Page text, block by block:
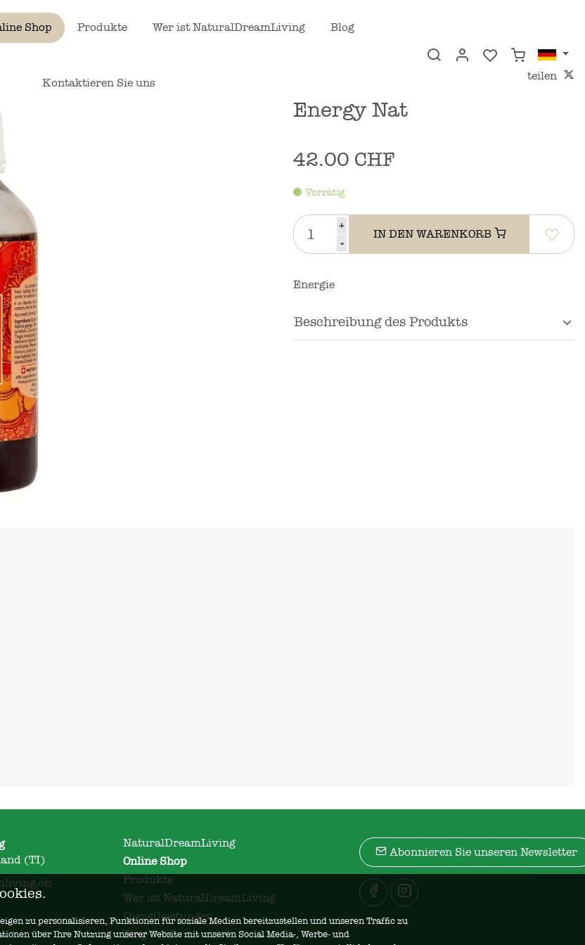
Shop Produkte Wer ist NaturalDreamLiving Blog
Kontaktieren Sie uns
teilen
Energy Nat
42.00 CHF
Vorrätig
+
-
IN DEN WARENKORB
Energie
Beschreibung des Produkts
(TI)
NaturalDreamLiving
Online Shop
Produkte
Wer ist NaturalDreamLiving
Dienstleistungen
Blog
Abonnieren Sie unseren Newsletter
zu personalisieren, Funktionen für soziale Medien bereitzustellen und unseren Traffic zu
über Ihre Nutzung unserer Website mit unseren Social Media-, Werbe- und